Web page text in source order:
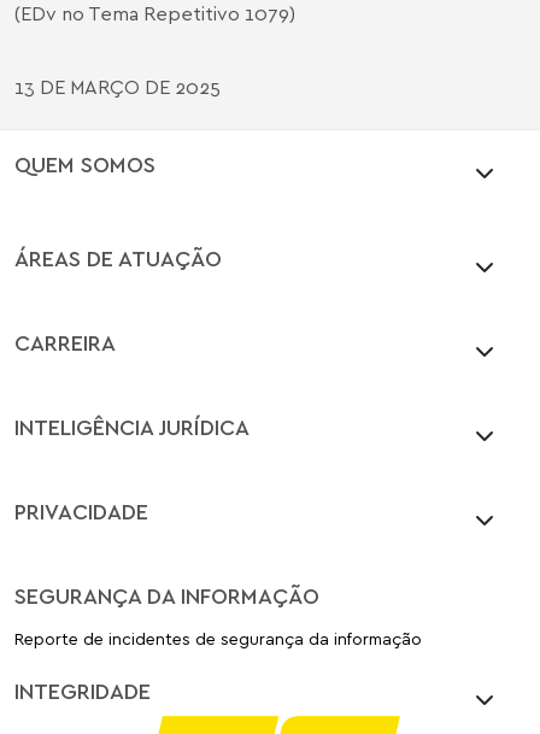
(EDv no Tema Repetitivo 1079)
13 DE MARÇO DE 2025
QUEM SOMOS
ÁREAS DE ATUAÇÃO
CARREIRA
INTELIGÊNCIA JURÍDICA
PRIVACIDADE
SEGURANÇA DA INFORMAÇÃO
Reporte de incidentes de segurança da informação
INTEGRIDADE